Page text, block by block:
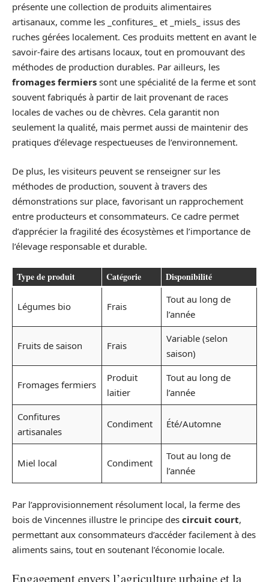
présente une collection de produits alimentaires
artisanaux, comme les _confitures_ et _miels_ issus des
ruches gérées localement. Ces produits mettent en avant le
savoir-faire des artisans locaux, tout en promouvant des
méthodes de production durables. Par ailleurs, les
fromages fermiers sont une spécialité de la ferme et sont
souvent fabriqués à partir de lait provenant de races
locales de vaches ou de chèvres. Cela garantit non
seulement la qualité, mais permet aussi de maintenir des
pratiques d’élevage respectueuses de l’environnement.
De plus, les visiteurs peuvent se renseigner sur les
méthodes de production, souvent à travers des
démonstrations sur place, favorisant un rapprochement
entre producteurs et consommateurs. Ce cadre permet
d’apprécier la fragilité des écosystèmes et l’importance de
l’élevage responsable et durable.
Type de produit Catégorie Disponibilité
Légumes bio Frais
Tout au long de
l’année
Fruits de saison Frais
Variable (selon
saison)
Fromages fermiers
Produit
laitier
Tout au long de
l’année
Confitures
artisanales
Condiment Été/Automne
Miel local Condiment
Tout au long de
l’année
Par l’approvisionnement résolument local, la ferme des
bois de Vincennes illustre le principe des circuit court,
permettant aux consommateurs d’accéder facilement à des
aliments sains, tout en soutenant l’économie locale.
Engagement envers l’agriculture urbaine et la